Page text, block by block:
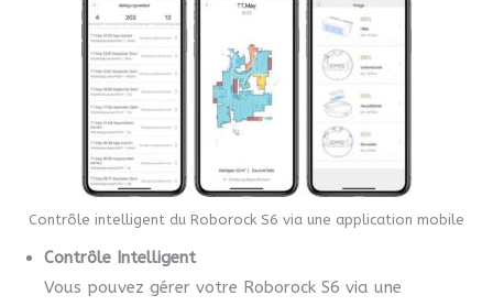
Contrôle intelligent du Roborock S6 via une application mobile
Contrôle Intelligent
Vous pouvez gérer votre Roborock S6 via une